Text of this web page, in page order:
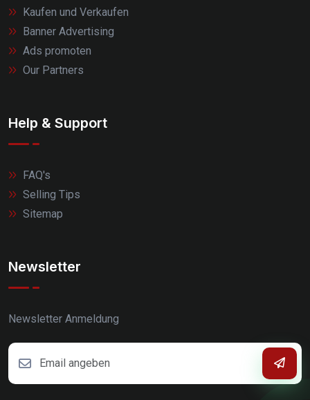
Kaufen und Verkaufen
Banner Advertising
Ads promoten
Our Partners
Help & Support
FAQ's
Selling Tips
Sitemap
Newsletter
Newsletter Anmeldung